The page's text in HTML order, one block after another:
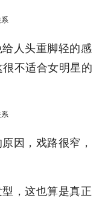
人头重脚轻的感
不适合女明星的
因，戏路很窄，
，这也算是真正